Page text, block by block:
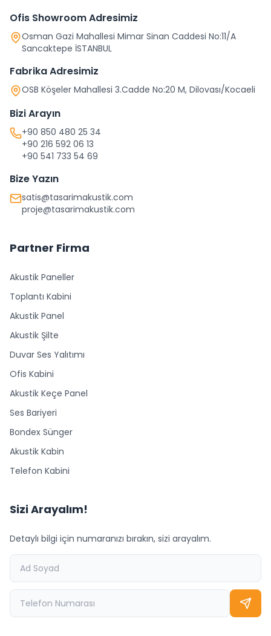
Ofis Showroom Adresimiz
Osman Gazi Mahallesi Mimar Sinan Caddesi No:11/A
Sancaktepe İSTANBUL
Fabrika Adresimiz
OSB Köşeler Mahallesi 3.Cadde No:20 M, Dilovası/Kocaeli
Bizi Arayın
+90 850 480 25 34
+90 216 592 06 13
+90 541 733 54 69
Bize Yazın
satis@tasarimakustik.com
proje@tasarimakustik.com
Partner Firma
Akustik Paneller
Toplantı Kabini
Akustik Panel
Akustik Şilte
Duvar Ses Yalıtımı
Ofis Kabini
Akustik Keçe Panel
Ses Bariyeri
Bondex Sünger
Akustik Kabin
Telefon Kabini
Sizi Arayalım!
Detaylı bilgi için numaranızı bırakın, sizi arayalım.